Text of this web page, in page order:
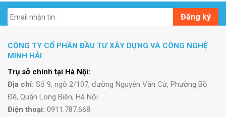
Đăng ký
CÔNG TY CỔ PHẦN ĐẦU TƯ XÂY DỰNG VÀ CÔNG NGHỆ
MINH HẢI
Trụ sở chính tại Hà Nội:
Địa chỉ: Số 9, ngõ 2/107, đường Nguyễn Văn Cừ, Phường Bồ
Đề, Quận Long Biên, Hà Nội
Điện thoại: 0911.787.668